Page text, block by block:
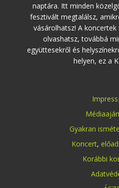
naptára. Itt minden
fesztivált megtalálsz,
vásárolhatsz! A
olvashatsz, továbbá
együttesekről és
helyen, ez a
Gyakran
Koncert,
Korábbi